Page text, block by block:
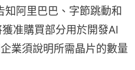
阿里巴巴、字節跳動和
准購買部分用於開發AI
業須說明所需晶片的數量